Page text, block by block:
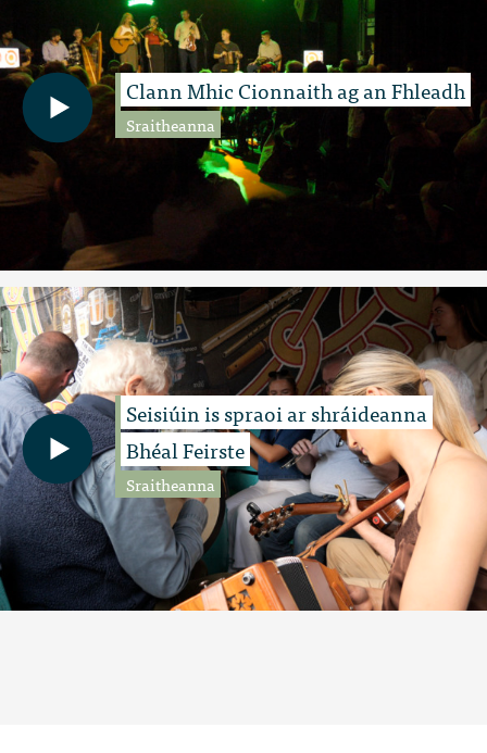
Clann Mhic Cionnaith ag an Fhleadh
Sraitheanna
Seisiúin is spraoi ar shráideanna
Bhéal Feirste
Sraitheanna